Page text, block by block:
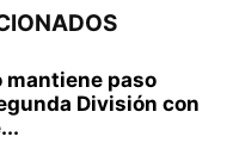
mantiene paso
División con